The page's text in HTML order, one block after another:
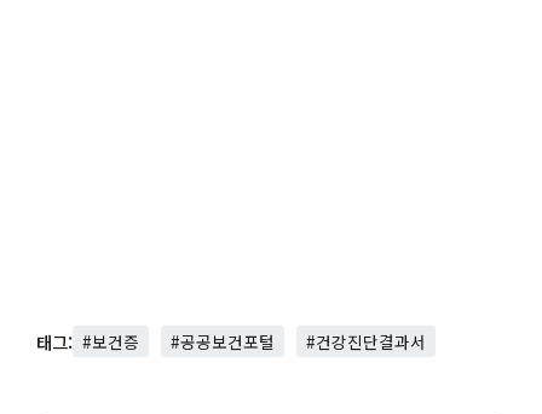
태그: #보건증 #공공보건포털 #건강진단결과서